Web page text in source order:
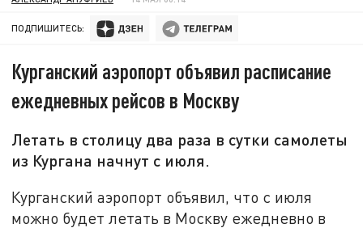
ПОДПИШИТЕСЬ:
Курганский аэропорт объявил расписание
ежедневных рейсов в Москву
Летать в столицу два раза в сутки самолеты
из Кургана начнут с июля.
Курганский аэропорт объявил, что с июля
можно будет летать в Москву ежедневно в